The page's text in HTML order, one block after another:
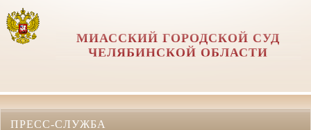
МИАССКИЙ ГОРОДСКОЙ СУД
ЧЕЛЯБИНСКОЙ ОБЛАСТИ
ПРЕСС-СЛУЖБА